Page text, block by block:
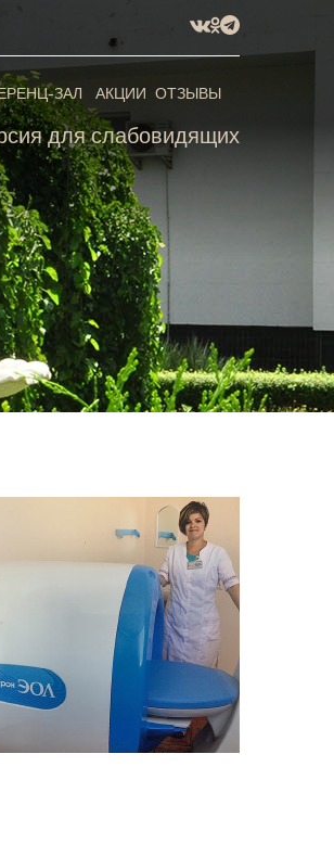
ЗАЛ АКЦИИ ОТЗЫВЫ
для слабовидящих